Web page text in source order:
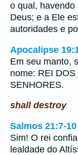
o qual,
Deus; e a Ele
autoridades e
Apocalipse
Em seu manto,
nome: REI
SENHORES.
shall destroy
Salmos 21:7-10
Sim! O rei
lealdade do